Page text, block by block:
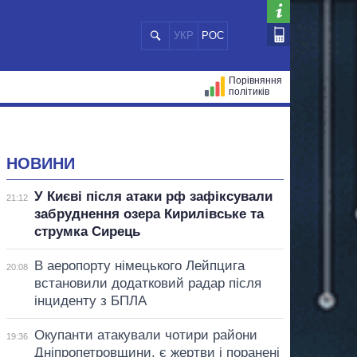
УКР РОС
Порівняння
політиків
НОВИНИ
21:12
У Києві після атаки рф зафіксували
забруднення озера Кирилівське та
струмка Сирець
20:08
В аеропорту німецького Лейпцига
встановили додатковий радар після
інциденту з БПЛА
19:36
Окупанти атакували чотири райони
Дніпропетровщини, є жертви і поранені